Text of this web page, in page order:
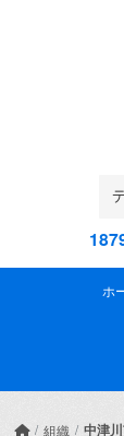
ホ
組織 中津